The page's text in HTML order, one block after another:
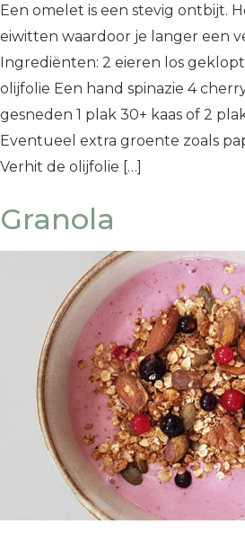
Een omelet is een stevig ontbijt.
eiwitten waardoor je langer een
Ingrediënten: 2 eieren los geklopt
olijfolie Een hand spinazie 4
gesneden 1 plak 30+ kaas of 2
Eventueel extra groente zoals
Verhit de olijfolie […]
Granola